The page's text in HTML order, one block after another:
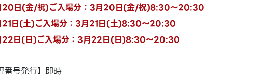
20日(金/祝)ご入場分：3月20日(金/祝)8:30～20:30
21日(土)ご入場分：3月21日(土)8:30～20:30
22日(日)ご入場分：3月22日(日)8:30～20:30
番号発行】即時